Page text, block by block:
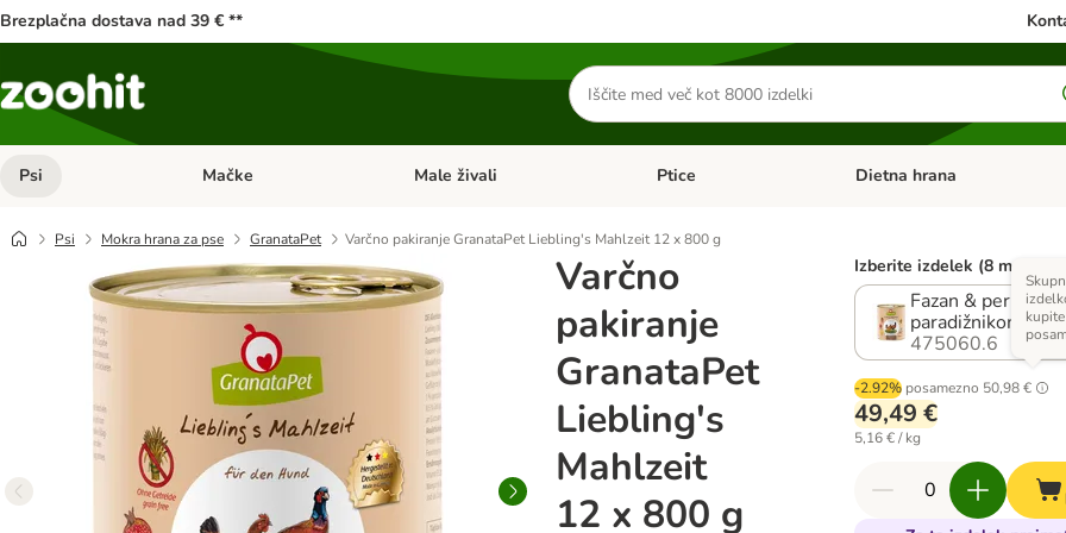
Brezplačna dostava nad 39 € **
Iskanje
izdelkov
Psi Odprite meni kategorij: Psi
Mačke Odprite meni kategorij: Mačke
Male živali Odprite meni kategorij: Male živali
Ptice Odprite meni kategorij: Ptice
Dietna hrana
Psi Mokra hrana za pse GranataPet Varčno pakiranje GranataPet Liebling's Mahlzeit 12 x 800 g
Varčno
pakiranje
GranataPet
Liebling's
Mahlzeit
12 x 800 g
Izberite izdelek (8 možnosti)
Fazan & perutnina
paradižnikom in
475060.6
-2.92% posamezno 50,98 €
kupite
49,49 €
5,16 € / kg